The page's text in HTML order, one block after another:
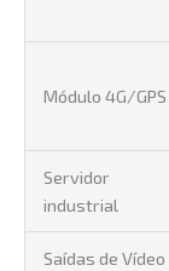
Módulo 4G/GPS
Servidor
industrial
Saídas de Vídeo